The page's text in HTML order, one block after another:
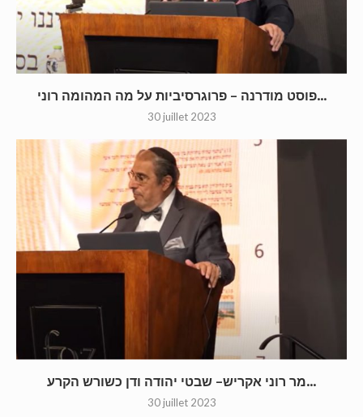
פוסט מודרנה – פרוגרסיביות על מה המהומה רוני...
30 juillet 2023
מר רוני אקריש– שבטי יהודה ודן כשורש הקרע...
30 juillet 2023